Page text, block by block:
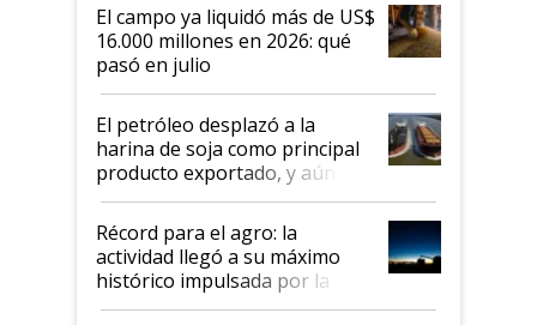
El campo ya liquidó más de US$
16.000 millones en 2026: qué
pasó en julio
El petróleo desplazó a la
harina de soja como principal
producto exportado, y aún así
el agro aportó casi seis de cada
diez dólares y sostuvo el
liderazgo en un semestre
récord
Récord para el agro: la
actividad llegó a su máximo
histórico impulsada por la
cosecha y las exportaciones